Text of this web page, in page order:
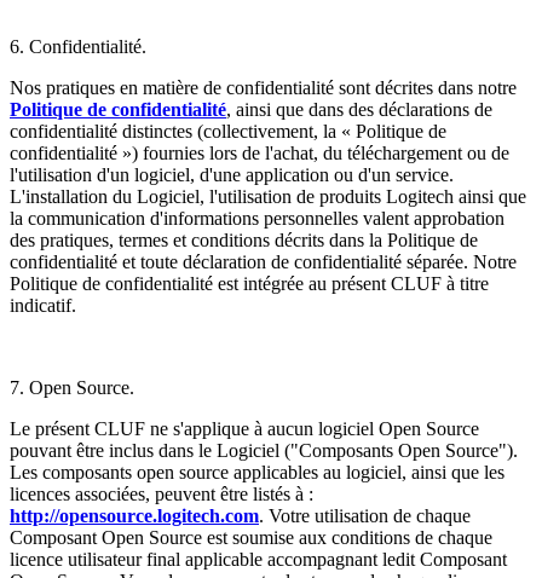
6. Confidentialité.
Nos pratiques en matière de confidentialité sont décrites dans notre
Politique de confidentialité, ainsi que dans des déclarations de
confidentialité distinctes (collectivement, la « Politique de
confidentialité ») fournies lors de l'achat, du téléchargement ou de
l'utilisation d'un logiciel, d'une application ou d'un service.
L'installation du Logiciel, l'utilisation de produits Logitech ainsi que
la communication d'informations personnelles valent approbation
des pratiques, termes et conditions décrits dans la Politique de
confidentialité et toute déclaration de confidentialité séparée. Notre
Politique de confidentialité est intégrée au présent CLUF à titre
indicatif.
7. Open Source.
Le présent CLUF ne s'applique à aucun logiciel Open Source
pouvant être inclus dans le Logiciel ("Composants Open Source").
Les composants open source applicables au logiciel, ainsi que les
licences associées, peuvent être listés à :
http://opensource.logitech.com. Votre utilisation de chaque
Composant Open Source est soumise aux conditions de chaque
licence utilisateur final applicable accompagnant ledit Composant